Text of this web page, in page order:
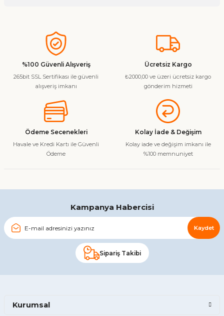
konularda yetersiz gördüğünüz noktaları öneri formunu
kullanarak tarafımıza iletebilirsiniz.
Görüş ve önerileriniz için teşekkür ederiz.
Ürün resmi kalitesiz, bozuk veya görüntülenemiyor.
Ürün bilgilerinde hatalar bulunuyor.
Ürün fiyatı diğer sitelerden daha pahalı.
Gönder
%100 Güvenli Alışveriş
265bit SSL Sertifikası ile güvenli
alışveriş imkanı
Ücretsiz Kargo
₺2000,00 ve üzeri ücretsiz kargo
gönderim hizmeti
Ödeme Secenekleri
Havale ve Kredi Kartı ile Güvenli
Ödeme
Kolay İade & Değişim
Kolay iade ve değişim imkanı ile
%100 memnuniyet
Kampanya Habercisi
Kaydet
Sipariş Takibi
Kurumsal